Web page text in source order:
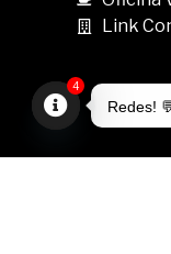
Link
Redes!
4